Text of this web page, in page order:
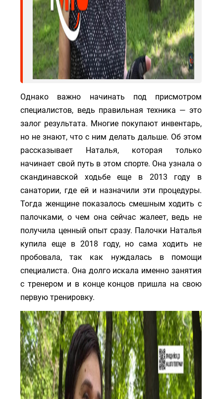
Однако важно начинать под присмотром
специалистов, ведь правильная техника — это
залог результата. Многие покупают инвентарь,
но не знают, что с ним делать дальше. Об этом
рассказывает Наталья, которая только
начинает свой путь в этом спорте. Она узнала о
скандинавской ходьбе еще в 2013 году в
санатории, где ей и назначили эти процедуры.
Тогда женщине показалось смешным ходить с
палочками, о чем она сейчас жалеет, ведь не
получила ценный опыт сразу. Палочки Наталья
купила еще в 2018 году, но сама ходить не
пробовала, так как нуждалась в помощи
специалиста. Она долго искала именно занятия
с тренером и в конце концов пришла на свою
первую тренировку.